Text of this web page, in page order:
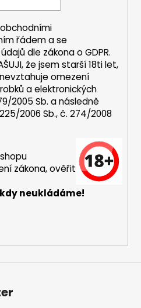
obchodními
řádem a se
dle zákona oGDPR.
že jsem starší 18ti let,
omezení
a elektronických
2005 Sb. a následně
2006 Sb., č. 274/2008
zákona, ověřit
neukládáme!